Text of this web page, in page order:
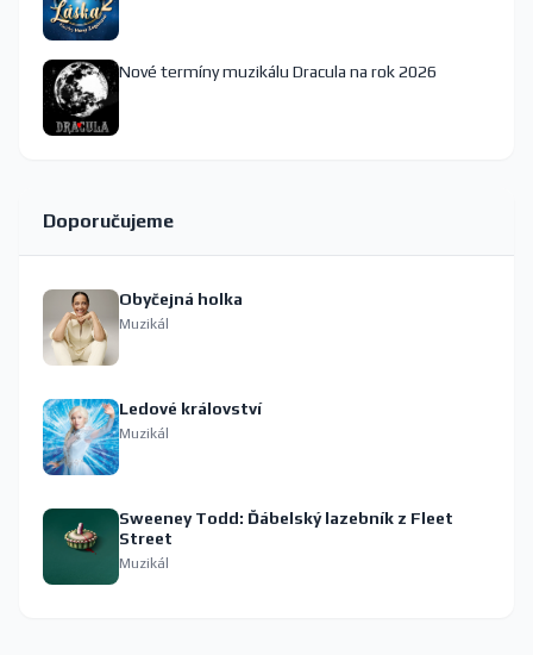
Nové termíny muzikálu Dracula na rok 2026
Doporučujeme
Obyčejná holka
Muzikál
Ledové království
Muzikál
Sweeney Todd: Ďábelský lazebník z Fleet
Street
Muzikál